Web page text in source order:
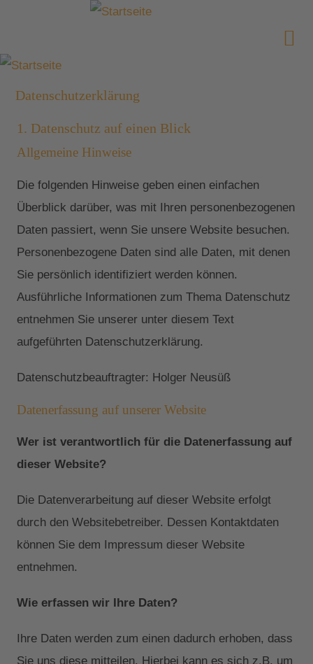
Datenschutzerklärung
1. Datenschutz auf einen Blick
Allgemeine Hinweise
Die folgenden Hinweise geben einen einfachen
Überblick darüber, was mit Ihren personenbezogenen
Daten passiert, wenn Sie unsere Website besuchen.
Personenbezogene Daten sind alle Daten, mit denen
Sie persönlich identifiziert werden können.
Ausführliche Informationen zum Thema Datenschutz
entnehmen Sie unserer unter diesem Text
aufgeführten Datenschutzerklärung.
Datenschutzbeauftragter: Holger Neusüß
Datenerfassung auf unserer Website
Wer ist verantwortlich für die Datenerfassung auf
dieser Website?
Die Datenverarbeitung auf dieser Website erfolgt
durch den Websitebetreiber. Dessen Kontaktdaten
können Sie dem Impressum dieser Website
entnehmen.
Wie erfassen wir Ihre Daten?
Ihre Daten werden zum einen dadurch erhoben, dass
Sie uns diese mitteilen. Hierbei kann es sich z.B. um